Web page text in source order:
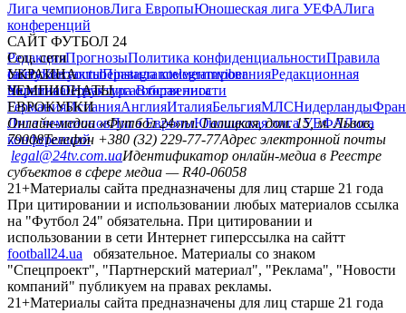
Лига чемпионовЛига ЕвропыЮношеская лига УЕФАЛига
конференций
САЙТ ФУТБОЛ 24
РедакцияПрогнозыПолитика конфиденциальностиПравила
сайтуКонтактыПравила комментированияРедакционная
политикаСтруктура собственности
Соц. сети
facebookxyoutubeinstagramtelegramviber
УКРАИНА
УкраинаПервая лигаВторая лига
ЧЕМПИОНАТЫ
ГерманияИспанияАнглияИталияБельгияМЛСНидерланды
ЕВРОКУБКИ
Лига чемпионовЛига ЕвропыЮношеская лига УЕФАЛига
конференций
Онлайн-медиа «Футбол 24»пл. Галицкая, дом. 15, м. Львов,
79008Телефон +380 (32) 229-77-77Адрес электронной почты
legal@24tv.com.uaИдентификатор онлайн-медиа в Реестре
субъектов в сфере медиа — R40-06058
21+Материалы сайта предназначены для лиц старше 21 года
При цитировании и использовании любых материалов ссылка
на "Футбол 24" обязательна. При цитировании и
использовании в сети Интернет гиперссылка на сайтт
football24.ua
обязательное. Материалы со знаком
"Спецпроект", "Партнерский материал", "Реклама", "Новости
компаний" публикуем на правах рекламы.
21+Материалы сайта предназначены для лиц старше 21 года